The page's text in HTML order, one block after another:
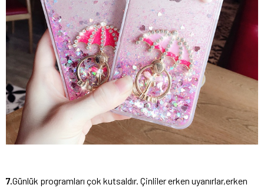
7.Günlük programları çok kutsaldır. Çinliler erken uyanırlar,erken